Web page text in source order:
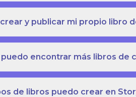
y publicar mi propio libro
encontrar más libros de
de libros puedo crear en